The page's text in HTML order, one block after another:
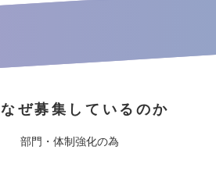
なぜ募集しているのか
部門・体制強化の為